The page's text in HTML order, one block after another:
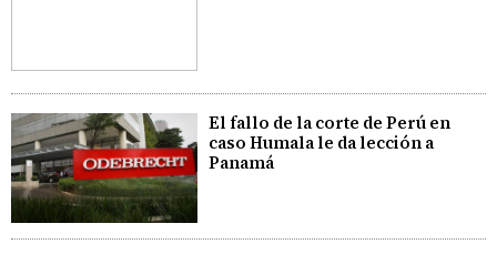
El fallo de la corte de Perú en
caso Humala le da lección a
Panamá